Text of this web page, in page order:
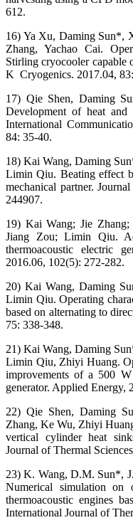
612.
16) Ya Xu, Daming Sun*,
Zhang, Yachao Cai.
Stirling cryocooler
K Cryogenics. 2017.04,
17) Qie Shen, Daming
Development of heat and
International
84: 35-40.
18) Kai Wang, Daming
Limin Qiu. Beating effect
mechanical partner.
244907.
19) Kai Wang; Jie
Jiang Zou; Limin Qiu.
thermoacoustic electric
2016.06, 102(5): 272-282.
20) Kai Wang, Daming
Limin Qiu. Operating
based on alternating to
75: 338-348.
21) Kai Wang, Daming
Limin Qiu, Zhiyi Huang.
improvements of a 500 W
generator. Applied Energy,
22) Qie Shen, Daming
Zhang, Ke Wu, Zhiyi
vertical cylinder heat
Journal of Thermal
23) K. Wang, D.M. Sun*,
Numerical simulation on
thermoacoustic engines
International Journal of